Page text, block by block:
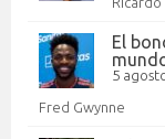
El
5
Fred Gwynne